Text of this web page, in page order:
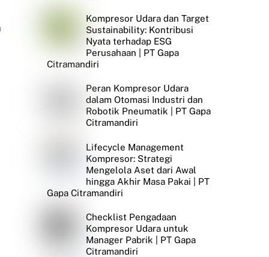
Kompresor Udara dan Target
Sustainability: Kontribusi
Nyata terhadap ESG
Perusahaan | PT Gapa
Citramandiri
Peran Kompresor Udara
dalam Otomasi Industri dan
Robotik Pneumatik | PT Gapa
Citramandiri
Lifecycle Management
Kompresor: Strategi
Mengelola Aset dari Awal
hingga Akhir Masa Pakai | PT
Gapa Citramandiri
Checklist Pengadaan
Kompresor Udara untuk
Manager Pabrik | PT Gapa
Citramandiri